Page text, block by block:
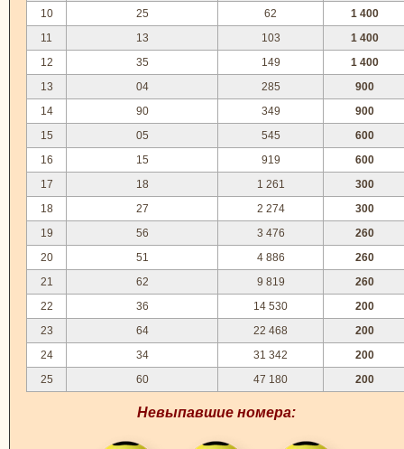
10
25 62
1 400
11
13 103
1 400
12
35 149
1 400
13
04 285
900
14
90 349
900
15
05 545
600
16
15 919
600
17
18 1 261
300
18
27 2 274
300
19
56 3 476
260
20
51 4 886
260
21
62 9 819
260
22
36 14 530
200
23
64 22 468
200
24
34 31 342
200
25
60 47 180 200
Невыпавшие номера: